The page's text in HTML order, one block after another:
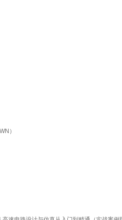
）